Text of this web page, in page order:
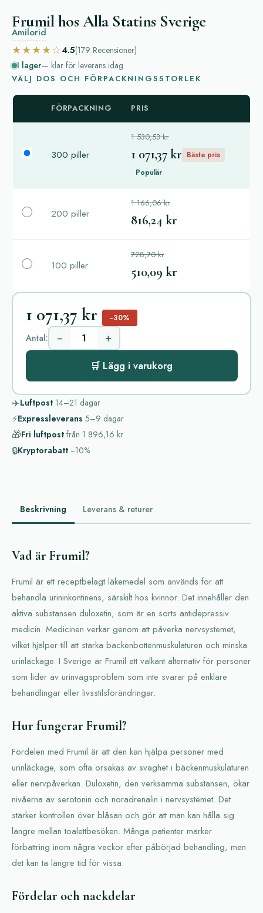
Frumil hos Alla Statins Sverige
Amilorid
★★★★☆4.5(179 Recensioner)
I lager— klar för leverans idag
VÄLJ DOS OCH FÖRPACKNINGSSTORLEK
FÖRPACKNING PRIS
300 piller
1 530,53 kr
1 071,37 kr Bästa pris
Populär
200 piller
1 166,06 kr
816,24 kr
100 piller
728,70 kr
510,09 kr
1 071,37 kr −30%
Antal: − +
🛒 Lägg i varukorg
✈️Luftpost 14–21 dagar
⚡Expressleverans 5–9 dagar
🎁Fri luftpost från 1 896,16 kr
🔒Kryptorabatt −10%
Beskrivning Leverans & returer
Vad är Frumil?
Frumil är ett receptbelagt läkemedel som används för att
behandla urininkontinens, särskilt hos kvinnor. Det innehåller den
aktiva substansen duloxetin, som är en sorts antidepressiv
medicin. Medicinen verkar genom att påverka nervsystemet,
vilket hjälper till att stärka bäckenbottenmuskulaturen och minska
urinläckage. I Sverige är Frumil ett välkänt alternativ för personer
som lider av urinvägsproblem som inte svarar på enklare
behandlingar eller livsstilsförändringar.
Hur fungerar Frumil?
Fördelen med Frumil är att den kan hjälpa personer med
urinläckage, som ofta orsakas av svaghet i bäckenmuskulaturen
eller nervpåverkan. Duloxetin, den verksamma substansen, ökar
nivåerna av serotonin och noradrenalin i nervsystemet. Det
stärker kontrollen över blåsan och gör att man kan hålla sig
längre mellan toalettbesöken. Många patienter märker
förbättring inom några veckor efter påbörjad behandling, men
det kan ta längre tid för vissa.
Fördelar och nackdelar